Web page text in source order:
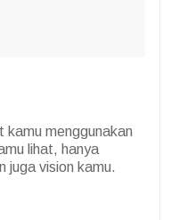
menggunakan
lihat, hanya
juga vision kamu.